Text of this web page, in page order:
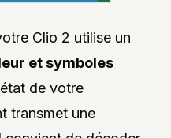
Clio 2 utilise un
et symboles
de votre
transmet une